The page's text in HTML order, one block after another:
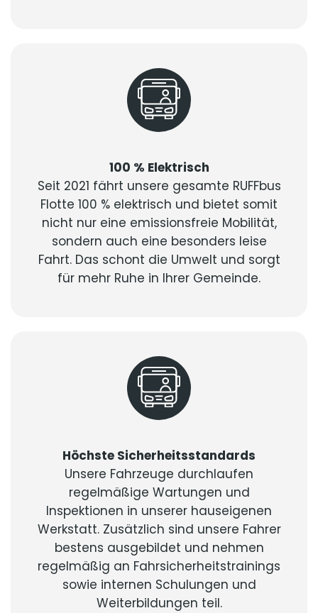
100 % Elektrisch
Seit 2021 fährt unsere gesamte RUFFbus
Flotte 100 % elektrisch und bietet somit
nicht nur eine emissionsfreie Mobilität,
sondern auch eine besonders leise
Fahrt. Das schont die Umwelt und sorgt
für mehr Ruhe in Ihrer Gemeinde.
Höchste Sicherheitsstandards
Unsere Fahrzeuge durchlaufen
regelmäßige Wartungen und
Inspektionen in unserer hauseigenen
Werkstatt. Zusätzlich sind unsere Fahrer
bestens ausgebildet und nehmen
regelmäßig an Fahrsicherheitstrainings
sowie internen Schulungen und
Weiterbildungen teil.